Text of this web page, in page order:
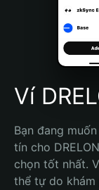
Português (Brasil)
Español
Ví
Bạn đang
tín cho
chọn tốt nhất.
thể tự do khám